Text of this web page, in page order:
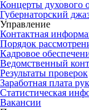
Концерты духового
Губернаторский
Управление
Контактная
Порядок
Кадровое
Ведомственный
Результаты проверок
Заработная плата
Статистическая
Вакансии